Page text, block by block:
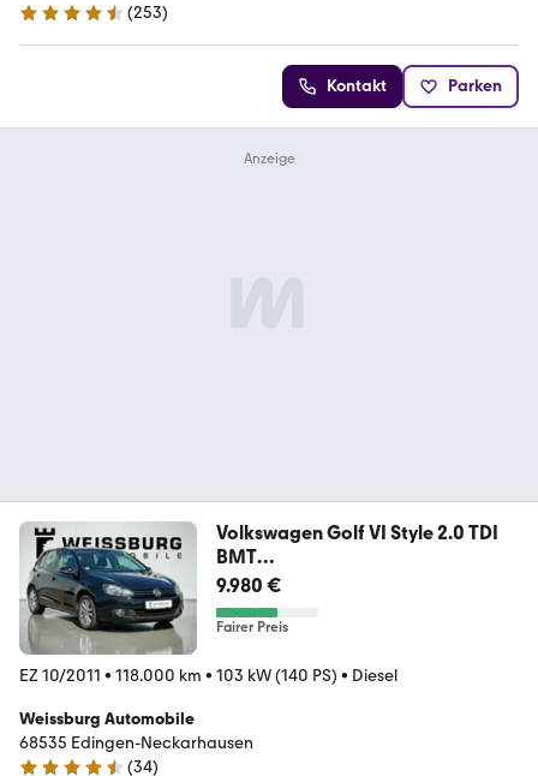
4.7 Sterne
(253)
Kontakt Parken
Volkswagen Golf VI Style 2.0 TDI
BMT
DSG*AHK*RFK*SHZ*TEMPOM
9.980 €
Fairer Preis
EZ 10/2011 • 118.000 km • 103 kW (140 PS) • Diesel
Weissburg Automobile
68535 Edingen-Neckarhausen
(34)